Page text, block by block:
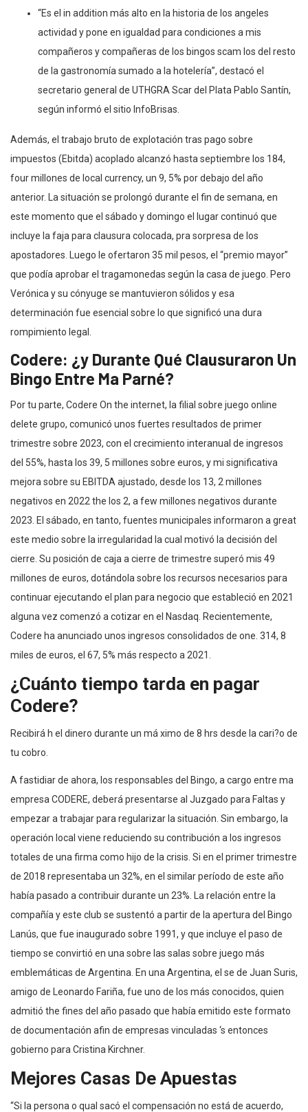
“Es el in addition más alto en la historia de los angeles
actividad y pone en igualdad para condiciones a mis
compañeros y compañeras de los bingos scam los del resto
de la gastronomía sumado a la hotelería”, destacó el
secretario general de UTHGRA Scar del Plata Pablo Santín,
según informó el sitio InfoBrisas.
Además, el trabajo bruto de explotación tras pago sobre
impuestos (Ebitda) acoplado alcanzó hasta septiembre los 184,
four millones de local currency, un 9, 5% por debajo del año
anterior. La situación se prolongó durante el fin de semana, en
este momento que el sábado y domingo el lugar continuó que
incluye la faja para clausura colocada, pra sorpresa de los
apostadores. Luego le ofertaron 35 mil pesos, el “premio mayor”
que podía aprobar el tragamonedas según la casa de juego. Pero
Verónica y su cónyuge se mantuvieron sólidos y esa
determinación fue esencial sobre lo que significó una dura
rompimiento legal.
Codere: ¿y Durante Qué Clausuraron Un
Bingo Entre Ma Parné?
Por tu parte, Codere On the internet, la filial sobre juego online
delete grupo, comunicó unos fuertes resultados de primer
trimestre sobre 2023, con el crecimiento interanual de ingresos
del 55%, hasta los 39, 5 millones sobre euros, y mi significativa
mejora sobre su EBITDA ajustado, desde los 13, 2 millones
negativos en 2022 the los 2, a few millones negativos durante
2023. El sábado, en tanto, fuentes municipales informaron a great
este medio sobre la irregularidad la cual motivó la decisión del
cierre. Su posición de caja a cierre de trimestre superó mis 49
millones de euros, dotándola sobre los recursos necesarios para
continuar ejecutando el plan para negocio que estableció en 2021
alguna vez comenzó a cotizar en el Nasdaq. Recientemente,
Codere ha anunciado unos ingresos consolidados de one. 314, 8
miles de euros, el 67, 5% más respecto a 2021.
¿Cuánto tiempo tarda en pagar
Codere?
Recibirá h el dinero durante un má ximo de 8 hrs desde la cari?o de
tu cobro.
A fastidiar de ahora, los responsables del Bingo, a cargo entre ma
empresa CODERE, deberá presentarse al Juzgado para Faltas y
empezar a trabajar para regularizar la situación. Sin embargo, la
operación local viene reduciendo su contribución a los ingresos
totales de una firma como hijo de la crisis. Si en el primer trimestre
de 2018 representaba un 32%, en el similar período de este año
había pasado a contribuir durante un 23%. La relación entre la
compañía y este club se sustentó a partir de la apertura del Bingo
Lanús, que fue inaugurado sobre 1991, y que incluye el paso de
tiempo se convirtió en una sobre las salas sobre juego más
emblemáticas de Argentina. En una Argentina, el se de Juan Suris,
amigo de Leonardo Fariña, fue uno de los más conocidos, quien
admitió the fines del año pasado que había emitido este formato
de documentación afin de empresas vinculadas ‘s entonces
gobierno para Cristina Kirchner.
Mejores Casas De Apuestas
“Si la persona o qual sacó el compensación no está de acuerdo,